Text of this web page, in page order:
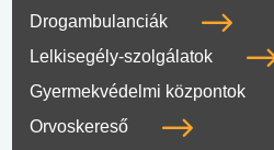
Drogambulanciák
Lelkisegély-szolgálatok
Gyermekvédelmi központok
Orvoskereső